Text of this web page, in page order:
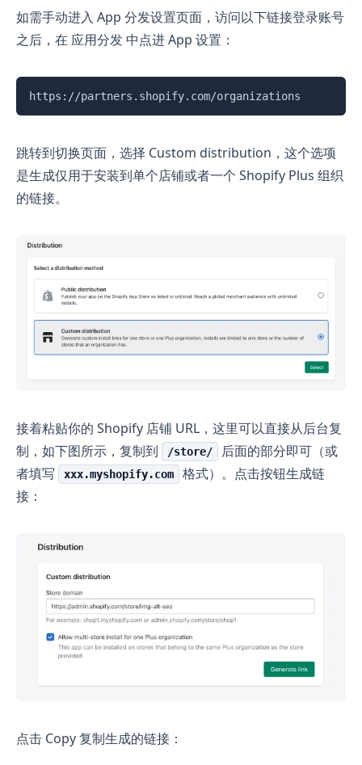
如需手动进入 App 分发设置页面，访问以下链接登录账号
之后，在 应用分发 中点进 App 设置：
https://partners.shopify.com/organizations
跳转到切换页面，选择 Custom distribution，这个选项
是生成仅用于安装到单个店铺或者一个 Shopify Plus 组织
的链接。
接着粘贴你的 Shopify 店铺 URL，这里可以直接从后台复
制，如下图所示，复制到
/store/
后面的部分即可（或
者填写
xxx.myshopify.com
格式）。点击按钮生成链
接：
点击 Copy 复制生成的链接：